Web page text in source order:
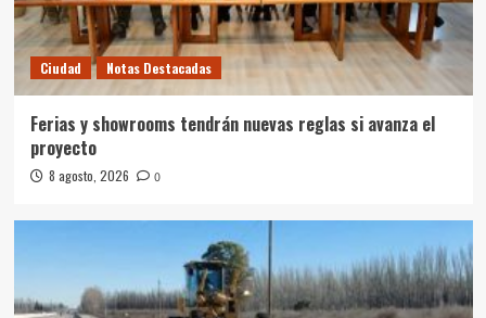
Ciudad Notas Destacadas
Ferias y showrooms tendrán nuevas reglas si avanza el
proyecto
8 agosto, 2026 0